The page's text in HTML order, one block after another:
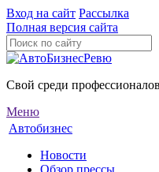
Вход на сайт Рассылка
Полная версия сайта
Свой среди профессионалов
Меню
Автобизнес
Новости
Обзор прессы